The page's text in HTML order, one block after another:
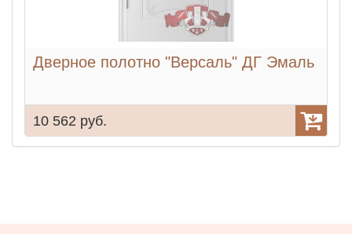
Дверное полотно "Версаль" ДГ Эмаль
10 562 руб.